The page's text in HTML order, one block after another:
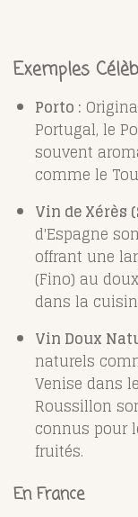
Exemples
Porto :
Portugal, le
souvent
comme le
Vin de Xérès
d'Espagne
offrant une
(Fino) au
dans la
Vin Doux
naturels
Venise dans
Roussillon
connus pour
fruités.
En France